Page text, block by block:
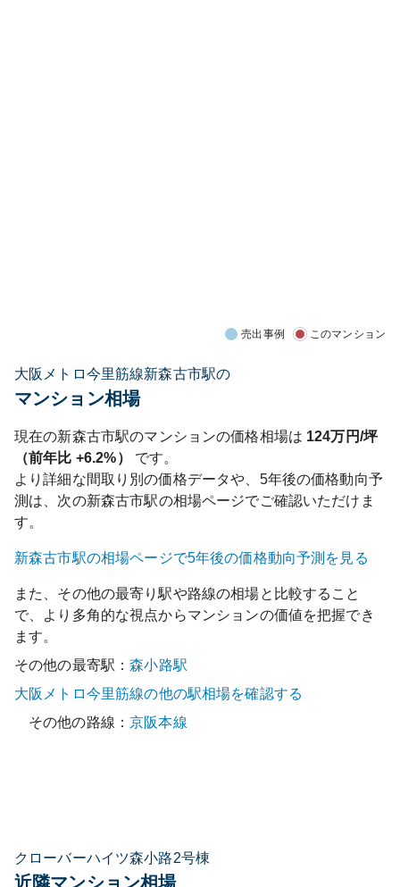
売出事例 このマンション
大阪メトロ今里筋線新森古市駅の
マンション相場
現在の新森古市駅のマンションの価格相場は 124万円/坪
（前年比 +6.2%）
です。
より詳細な間取り別の価格データや、5年後の価格動向予
測は、次の新森古市駅の相場ページでご確認いただけま
す。
新森古市駅の相場ページで5年後の価格動向予測を見る
また、その他の最寄り駅や路線の相場と比較すること
で、より多角的な視点からマンションの価値を把握でき
ます。
その他の最寄駅：森小路駅
大阪メトロ今里筋線の他の駅相場を確認する
その他の路線：京阪本線
クローバーハイツ森小路2号棟
近隣マンション相場